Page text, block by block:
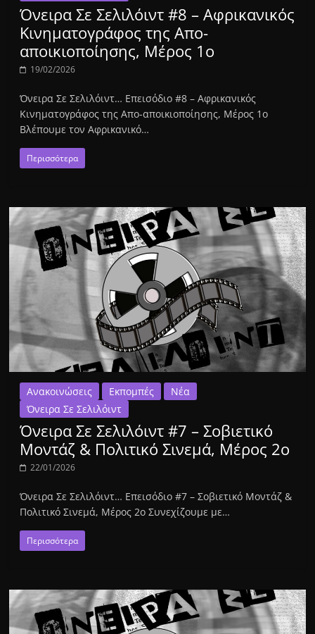
Όνειρα Σε Σελιλόιντ #8 – Αφρικανικός
Κινηματογράφος της Απο-
αποικιοποίησης, Μέρος 1ο
19/02/2026
Όνειρα Σε Σελιλόιντ… Επεισόδιο #8 – Αφρικανικός
Κινηματογράφος της Απο-αποικιοποίησης, Μέρος 1ο
Βλέπουμε τον Αφρικανικό…
Περισσότερα
Ανακοινώσεις Εκπομπές
Νέα
Όνειρα Σε Σελιλόιντ
Όνειρα Σε Σελιλόιντ #7 – Σοβιετικό
Μοντάζ & Πολιτικό Σινεμά, Μέρος 2ο
22/01/2026
Όνειρα Σε Σελιλόιντ… Επεισόδιο #7 – Σοβιετικό Μοντάζ &
Πολιτικό Σινεμά, Μέρος 2ο Συνεχίζουμε με…
Περισσότερα